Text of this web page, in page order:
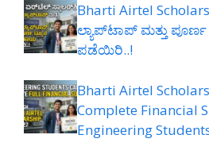
Bharti Airtel
ಲ್ಯಾಪ್‌ಟಾಪ್ ಮತ್ತು
ಪಡೆಯಿರಿ..!
Bharti Airtel
Complete Financial
Engineering